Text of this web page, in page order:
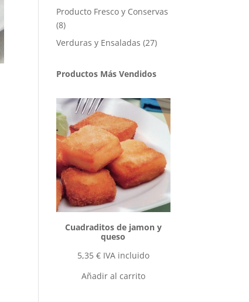
productos
Producto Fresco y Conservas
88
productos
Verduras y Ensaladas 2727
Productos Más Vendidos
Cuadraditos de jamon y
queso
5,35 € IVA incluido
Añadir al carrito